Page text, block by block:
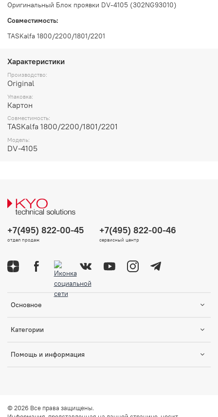
Оригинальный Блок проявки DV-4105 (302NG93010)
Совместимость:
TASKalfa 1800/2200/1801/2201
Характеристики
Производство:
Original
Упаковка:
Картон
Совместимость:
TASKalfa 1800/2200/1801/2201
Модель:
DV-4105
Основное
Категории
Помощь и информация
+7(495) 822-00-45
отдел продаж
+7(495) 822-00-46
сервисный центр
© 2026 Все права защищены.